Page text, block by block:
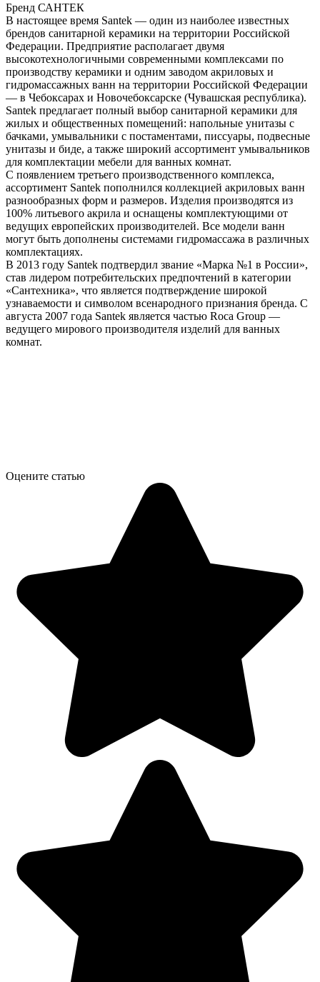
Бренд САНТЕК
В настоящее время Santek — один из наиболее известных
брендов санитарной керамики на территории Российской
Федерации. Предприятие располагает двумя
высокотехнологичными современными комплексами по
производству керамики и одним заводом акриловых и
гидромассажных ванн на территории Российской Федерации
— в Чебоксарах и Новочебоксарске (Чувашская республика).
Santek предлагает полный выбор санитарной керамики для
жилых и общественных помещений: напольные унитазы с
бачками, умывальники с постаментами, писсуары, подвесные
унитазы и биде, а также широкий ассортимент умывальников
для комплектации мебели для ванных комнат.
С появлением третьего производственного комплекса,
ассортимент Santek пополнился коллекцией акриловых ванн
разнообразных форм и размеров. Изделия производятся из
100% литьевого акрила и оснащены комплектующими от
ведущих европейских производителей. Все модели ванн
могут быть дополнены системами гидромассажа в различных
комплектациях.
В 2013 году Santek подтвердил звание «Марка №1 в России»,
став лидером потребительских предпочтений в категории
«Сантехника», что является подтверждение широкой
узнаваемости и символом всенародного признания бренда. С
августа 2007 года Santek является частью Roca Group —
ведущего мирового производителя изделий для ванных
комнат.
Оцените статью